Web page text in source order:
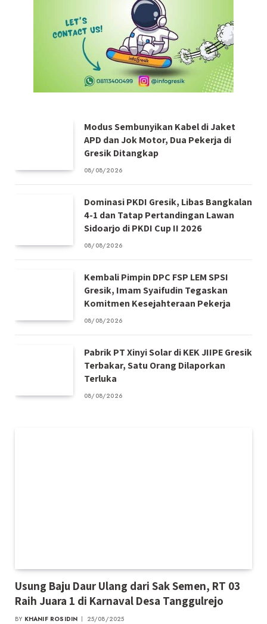
Modus Sembunyikan Kabel di Jaket
APD dan Jok Motor, Dua Pekerja di
Gresik Ditangkap
08/08/2026
Dominasi PKDI Gresik, Libas Bangkalan
4-1 dan Tatap Pertandingan Lawan
Sidoarjo di PKDI Cup II 2026
08/08/2026
Kembali Pimpin DPC FSP LEM SPSI
Gresik, Imam Syaifudin Tegaskan
Komitmen Kesejahteraan Pekerja
08/08/2026
Pabrik PT Xinyi Solar di KEK JIIPE Gresik
Terbakar, Satu Orang Dilaporkan
Terluka
08/08/2026
Usung Baju Daur Ulang dari Sak Semen, RT 03
Raih Juara 1 di Karnaval Desa Tanggulrejo
BY KHANIF ROSIDIN 25/08/2025